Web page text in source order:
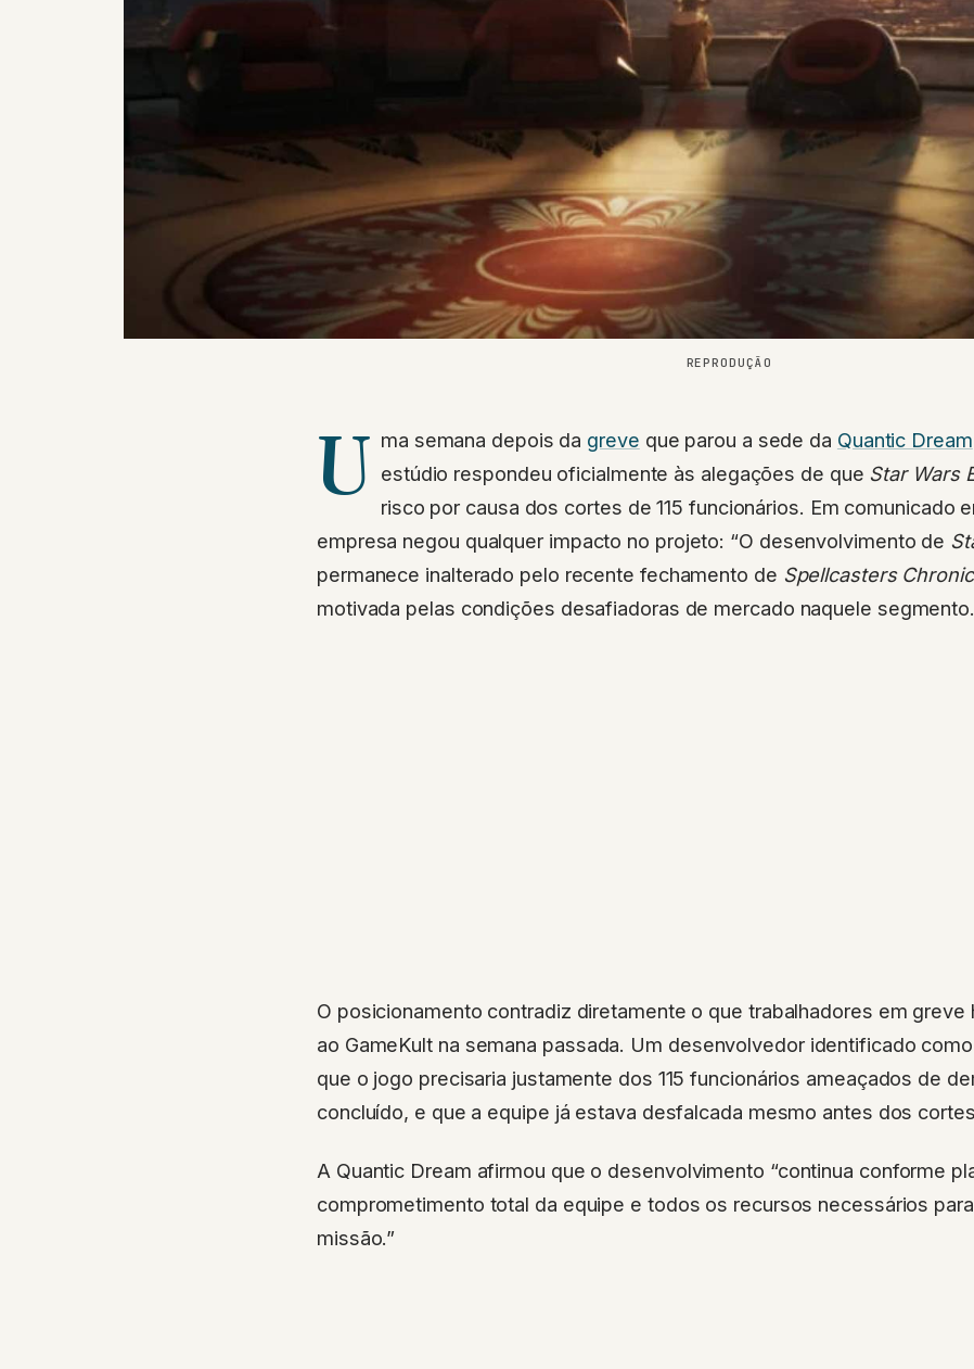
REPRODUÇÃO
U ma semana depois da greve que parou a sede da Quantic Dream
estúdio respondeu oficialmente às alegações de que Star Wars
risco por causa dos cortes de 115 funcionários. Em comunicado
empresa negou qualquer impacto no projeto: “O desenvolvimento de
permanece inalterado pelo recente fechamento de Spellcasters
motivada pelas condições desafiadoras de mercado naquele
O posicionamento contradiz diretamente o que trabalhadores em greve
ao GameKult na semana passada. Um desenvolvedor identificado
que o jogo precisaria justamente dos 115 funcionários ameaçados de
concluído, e que a equipe já estava desfalcada mesmo antes dos
A Quantic Dream afirmou que o desenvolvimento “continua conforme
comprometimento total da equipe e todos os recursos necessários
missão.”